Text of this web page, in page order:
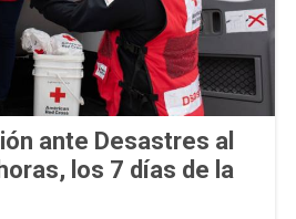
ante Desastres al
los 7 días de la